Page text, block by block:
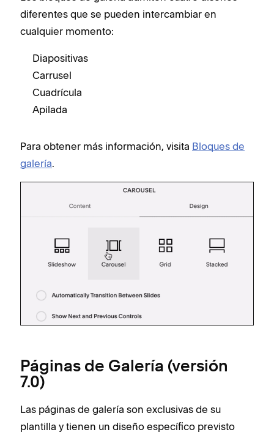
diferentes que se pueden intercambiar en
cualquier momento:
Diapositivas
Carrusel
Cuadrícula
Apilada
Para obtener más información, visita Bloques de
galería.
Páginas de Galería (versión
7.0)
Las páginas de galería son exclusivas de su
plantilla y tienen un diseño específico previsto